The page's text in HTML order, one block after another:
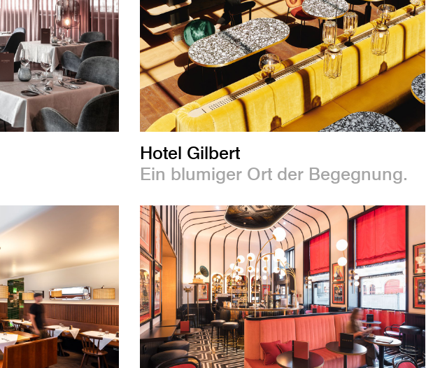
Hotel Gilbert
Ein blumiger Ort der Begegnung.